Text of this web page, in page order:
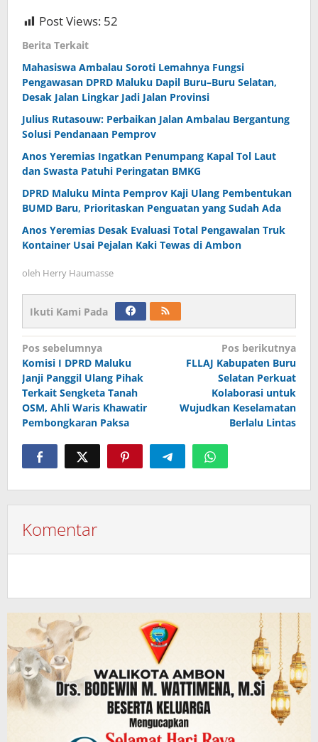
Post Views: 52
Berita Terkait
Mahasiswa Ambalau Soroti Lemahnya Fungsi
Pengawasan DPRD Maluku Dapil Buru–Buru Selatan,
Desak Jalan Lingkar Jadi Jalan Provinsi
Julius Rutasouw: Perbaikan Jalan Ambalau Bergantung
Solusi Pendanaan Pemprov
Anos Yeremias Ingatkan Penumpang Kapal Tol Laut
dan Swasta Patuhi Peringatan BMKG
DPRD Maluku Minta Pemprov Kaji Ulang Pembentukan
BUMD Baru, Prioritaskan Penguatan yang Sudah Ada
Anos Yeremias Desak Evaluasi Total Pengawalan Truk
Kontainer Usai Pejalan Kaki Tewas di Ambon
oleh Herry Haumasse
Ikuti Kami Pada
Navigasi
pos
Pos sebelumnya
Komisi I DPRD Maluku
Janji Panggil Ulang Pihak
Terkait Sengketa Tanah
OSM, Ahli Waris Khawatir
Pembongkaran Paksa
Pos berikutnya
FLLAJ Kabupaten Buru
Selatan Perkuat
Kolaborasi untuk
Wujudkan Keselamatan
Berlalu Lintas
Komentar